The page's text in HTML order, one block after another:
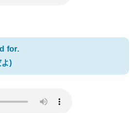
for.
)